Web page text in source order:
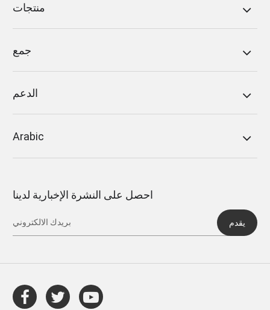
منتجات
جمع
الدعم
Arabic
احصل على النشرة الإخبارية لدينا
يقدم